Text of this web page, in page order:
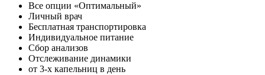
Все опции «Оптимальный»
Личный врач
Бесплатная транспортировка
Индивидуальное питание
Сбор анализов
Отслеживание динамики
от 3-х капельниц в день